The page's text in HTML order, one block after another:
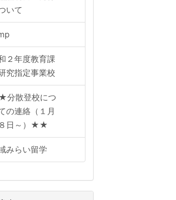
いて
２年度教育課
究指定事業校
散登校につ
の連絡（１月
日～）★★
みらい留学